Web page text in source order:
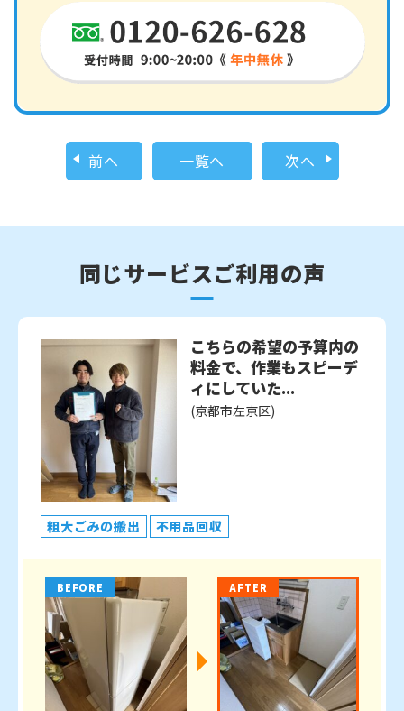
前へ 一覧へ 次へ
同じサービスご利用の声
こちらの希望の予算内の
料金で、作業もスピーデ
ィにしていた...
(京都市左京区)
粗大ごみの搬出 不用品回収
BEFORE AFTER